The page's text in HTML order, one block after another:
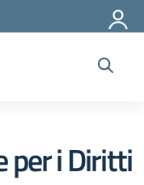
per i Diritti